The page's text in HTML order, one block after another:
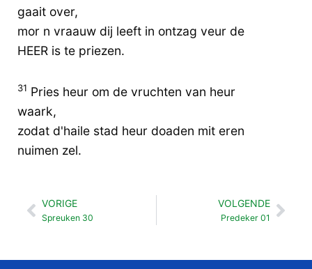
gaait over,
mor n vraauw dij leeft in ontzag veur de
HEER is te priezen.
31 Pries heur om de vruchten van heur
waark,
zodat d'haile stad heur doaden mit eren
nuimen zel.
Vorige
VORIGE
Spreuken 30
VOLGENDE
Predeker 01